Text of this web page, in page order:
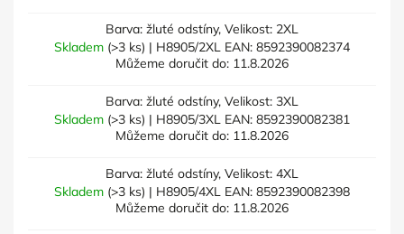
Barva: žluté odstíny, Velikost: 2XL
Skladem (>3 ks) | H8905/2XL EAN: 8592390082374
Můžeme doručit do: 11.8.2026
Barva: žluté odstíny, Velikost: 3XL
Skladem (>3 ks) | H8905/3XL EAN: 8592390082381
Můžeme doručit do: 11.8.2026
Barva: žluté odstíny, Velikost: 4XL
Skladem (>3 ks) | H8905/4XL EAN: 8592390082398
Můžeme doručit do: 11.8.2026